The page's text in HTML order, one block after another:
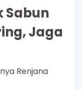
Sabun
Jaga
Renjana